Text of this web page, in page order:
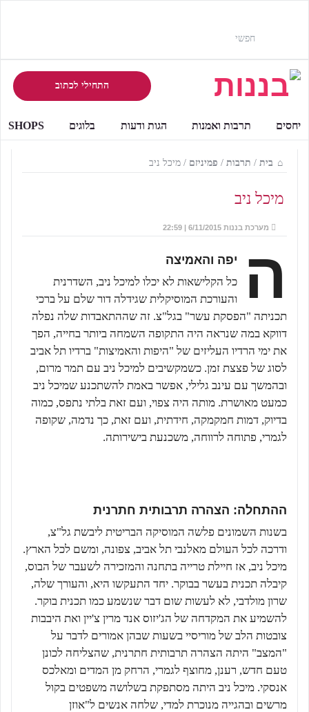
התחילי לכתוב
יחסים תרבות ואמנות הגות ודעות בלוגים SHOPS
בית / תרבות / פמיניזם / מיכל ניב
מיכל ניב
מערכת בננות 6/11/2015 | 22:59
ה יפה והאמיצה
כל הקלישאות לא יכלו למיכל ניב, השדרנית
והעורכת המוסיקלית שגידלה דור שלם על ברכי
תכניתה "הפסקת עשר" בגל"צ. זה שההתאבדות שלה נפלה
דווקא במה שנראה היה התקופה השמחה ביותר בחייה, הפך
את ימי הרדיו העליזים של "היפות והאמיצות" ברדיו תל אביב
לסוג של פצצת זמן. כשמקשיבים למיכל ניב עם תמר מרום,
ובהמשך עם עינב גלילי, אפשר באמת להשתכנע שמיכל ניב
כמעט מאושרת. מותה היה צפוי, ועם זאת בלתי נתפס, כמוה
בדיוק, דמות חמקמקה, חידתית, ועם זאת, כך נדמה, שקופה
לגמרי, פתוחה לרווחה, משכנעת בישירותה.
ההתחלה: הצהרה תרבותית חתרנית
בשנות השמונים פלשה המוסיקה הבריטית ליבשת גל"צ,
ודרכה לכל העולם מאלנבי תל אביב, צפונה, ומשם לכל הארץ.
מיכל ניב, אז חיילת טרייה בתחנה והמזכירה לשעבר של הבוס,
קיבלה תכנית בעשר בבוקר. יחד התעקשו היא, והעורך שלה,
שרון מולדבי, לא לעשות שום דבר שנשמע כמו תכנית בוקר.
להשמיע את המקדחה של הג'יזוס אנד מרין צ'יין ואת היבבות
צובטות הלב של מוריסיי בשעות שבהן אמורים לדבר על
"המצב" היתה הצהרה תרבותית חתרנית, שהצליחה לכונן
טעם חדש, רענן, מחוצף לגמרי, הרחק מן המדים ומאלכס
אנסקי. מיכל ניב היתה מסתפקת בשלושה משפטים בקול
מרשים ובהגייה מנוכרת למדי, שלחה אנשים ל"אוזן